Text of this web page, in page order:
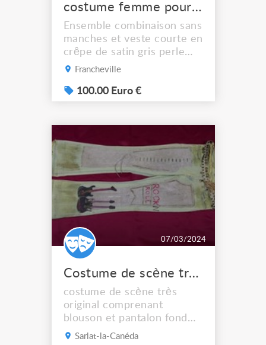
costume femme pour rôle garçon
Ensemble combinaison sans
manches et veste courte en
crêpe de satin gris perle
(qui prend joliment la
Taille 38-40 Créé par la
chanteuse lyrique et une
garçon (Yniold) au Théâtre
des Champs Élysées. Porté
deux fois ; excelle...
Francheville
100.00 Euro €
07/03/2024
Costume de scène très original modèle unique
costume de scène très
original comprenant
blouson et pantalon fond
délavé avec motifs .
Sarlat-la-Canéda